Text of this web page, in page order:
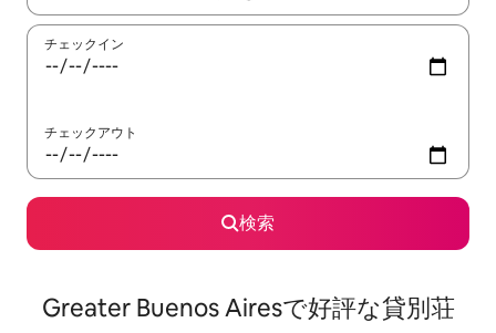
チェックイン
チェックアウト
検索
Greater Buenos Airesで好評な貸別荘